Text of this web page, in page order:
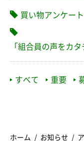
買い物アンケート
「組合員の声をカ
すべて 重要
ホーム お知らせ